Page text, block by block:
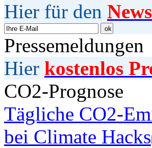
Hier für den
Pressemeldungen
Hier kostenlos
CO2-Prognose
Tägliche CO2-
bei Climate Hacks